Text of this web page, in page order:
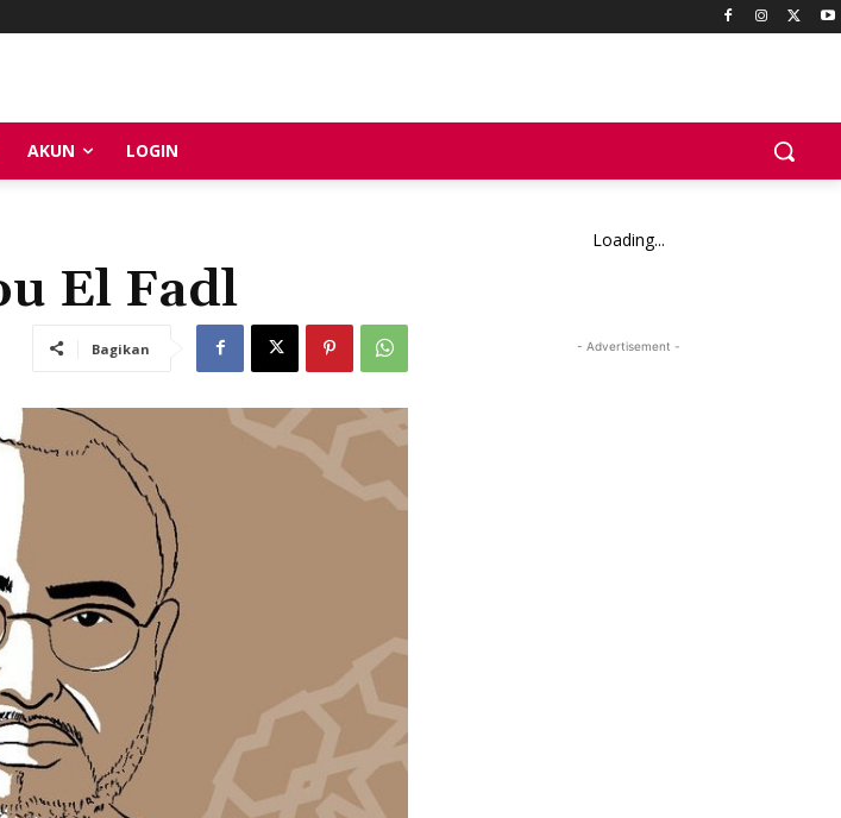
AKUN LOGIN
El Fadl
Bagikan
Loading...
- Advertisement -